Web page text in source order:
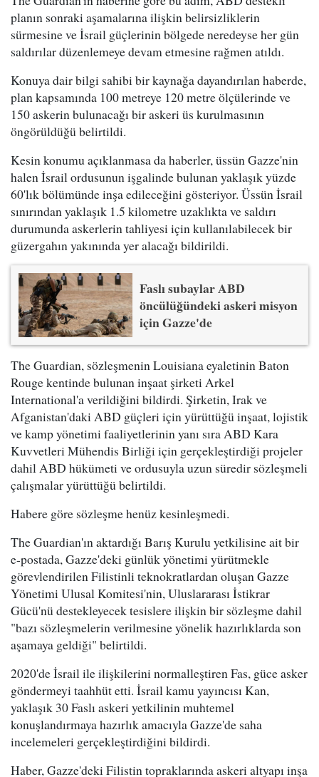
planın sonraki aşamalarına ilişkin belirsizliklerin
sürmesine ve İsrail güçlerinin bölgede neredeyse her gün
saldırılar düzenlemeye devam etmesine rağmen atıldı.
Konuya dair bilgi sahibi bir kaynağa dayandırılan haberde,
plan kapsamında 100 metreye 120 metre ölçülerinde ve
150 askerin bulunacağı bir askeri üs kurulmasının
öngörüldüğü belirtildi.
Kesin konumu açıklanmasa da haberler, üssün Gazze'nin
halen İsrail ordusunun işgalinde bulunan yaklaşık yüzde
60'lık bölümünde inşa edileceğini gösteriyor. Üssün İsrail
sınırından yaklaşık 1.5 kilometre uzaklıkta ve saldırı
durumunda askerlerin tahliyesi için kullanılabilecek bir
güzergahın yakınında yer alacağı bildirildi.
Faslı subaylar ABD
öncülüğündeki askeri misyon
için Gazze'de
The Guardian, sözleşmenin Louisiana eyaletinin Baton
Rouge kentinde bulunan inşaat şirketi Arkel
International'a verildiğini bildirdi. Şirketin, Irak ve
Afganistan'daki ABD güçleri için yürüttüğü inşaat, lojistik
ve kamp yönetimi faaliyetlerinin yanı sıra ABD Kara
Kuvvetleri Mühendis Birliği için gerçekleştirdiği projeler
dahil ABD hükümeti ve ordusuyla uzun süredir sözleşmeli
çalışmalar yürüttüğü belirtildi.
Habere göre sözleşme henüz kesinleşmedi.
The Guardian'ın aktardığı Barış Kurulu yetkilisine ait bir
e-postada, Gazze'deki günlük yönetimi yürütmekle
görevlendirilen Filistinli teknokratlardan oluşan Gazze
Yönetimi Ulusal Komitesi'nin, Uluslararası İstikrar
Gücü'nü destekleyecek tesislere ilişkin bir sözleşme dahil
"bazı sözleşmelerin verilmesine yönelik hazırlıklarda son
aşamaya geldiği" belirtildi.
2020'de İsrail ile ilişkilerini normalleştiren Fas, güce asker
göndermeyi taahhüt etti. İsrail kamu yayıncısı Kan,
yaklaşık 30 Faslı askeri yetkilinin muhtemel
konuşlandırmaya hazırlık amacıyla Gazze'de saha
incelemeleri gerçekleştirdiğini bildirdi.
Haber, Gazze'deki Filistin topraklarında askeri altyapı inşa